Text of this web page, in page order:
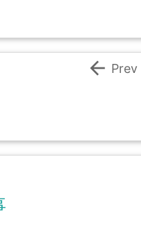
 Prev